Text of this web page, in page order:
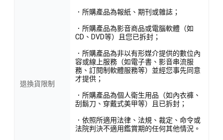
退換貨限制
．所購產品為報紙、期刊或雜誌；
．所購產品為影音商品或電腦軟體（如
CD、DVD等）且您已拆封；
．所購產品為非以有形媒介提供的數位內
容或線上服務（如電子書、影音串流服
務、訂閱制軟體服務等）並經您事先同意
才提供；
．所購產品為個人衛生用品（如內衣褲、
刮鬍刀、穿戴式美甲等）且已拆封；
．依照所適用法律、法規、裁定、命令或
法院判決不適用鑑賞期的任何其他情況。